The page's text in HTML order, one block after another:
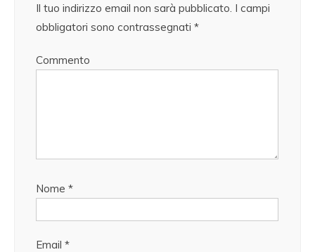
Il tuo indirizzo email non sarà pubblicato. I campi
obbligatori sono contrassegnati *
Commento
Nome *
Email *